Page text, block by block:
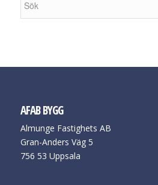
AFAB BYGG
Almunge Fastighets AB
Gran-Anders Väg 5
756 53 Uppsala